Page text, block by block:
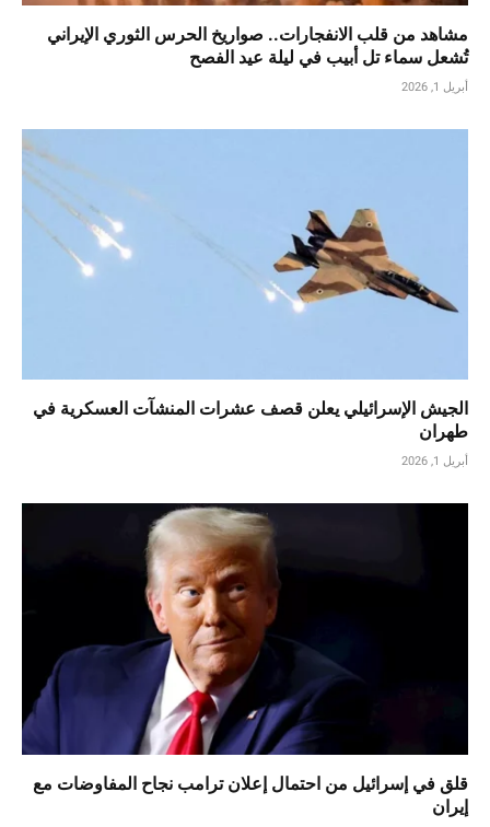
مشاهد من قلب الانفجارات.. صواريخ الحرس الثوري الإيراني
تُشعل سماء تل أبيب في ليلة عيد الفصح
أبريل 1, 2026
الجيش الإسرائيلي يعلن قصف عشرات المنشآت العسكرية في
طهران
أبريل 1, 2026
قلق في إسرائيل من احتمال إعلان ترامب نجاح المفاوضات مع
إيران